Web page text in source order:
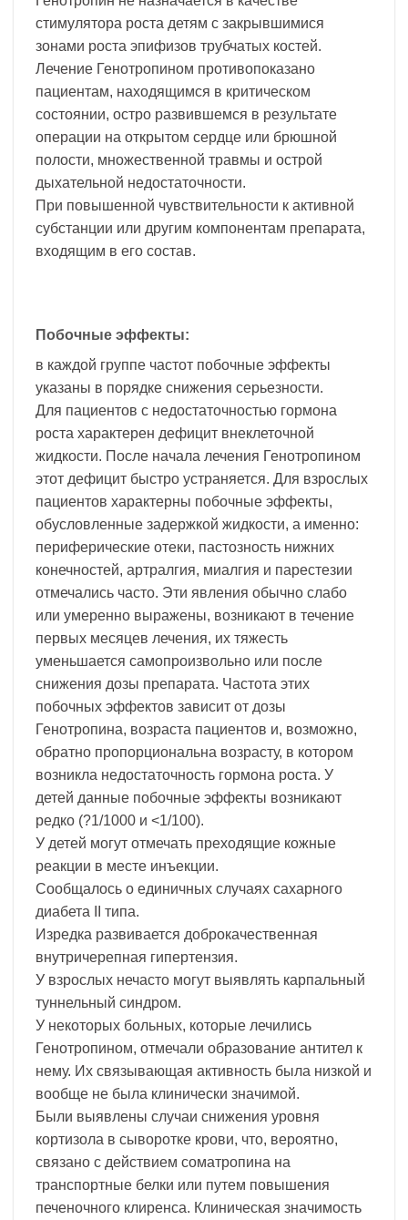
стимулятора роста детям с закрывшимися
зонами роста эпифизов трубчатых костей.
Лечение Генотропином противопоказано
пациентам, находящимся в критическом
состоянии, остро развившемся в результате
операции на открытом сердце или брюшной
полости, множественной травмы и острой
дыхательной недостаточности.
При повышенной чувствительности к активной
субстанции или другим компонентам препарата,
входящим в его состав.
Побочные эффекты:
в каждой группе частот побочные эффекты
указаны в порядке снижения серьезности.
Для пациентов с недостаточностью гормона
роста характерен дефицит внеклеточной
жидкости. После начала лечения Генотропином
этот дефицит быстро устраняется. Для взрослых
пациентов характерны побочные эффекты,
обусловленные задержкой жидкости, а именно:
периферические отеки, пастозность нижних
конечностей, артралгия, миалгия и парестезии
отмечались часто. Эти явления обычно слабо
или умеренно выражены, возникают в течение
первых месяцев лечения, их тяжесть
уменьшается самопроизвольно или после
снижения дозы препарата. Частота этих
побочных эффектов зависит от дозы
Генотропина, возраста пациентов и, возможно,
обратно пропорциональна возрасту, в котором
возникла недостаточность гормона роста. У
детей данные побочные эффекты возникают
редко (?1/1000 и <1/100).
У детей могут отмечать преходящие кожные
реакции в месте инъекции.
Сообщалось о единичных случаях сахарного
диабета II типа.
Изредка развивается доброкачественная
внутричерепная гипертензия.
У взрослых нечасто могут выявлять карпальный
туннельный синдром.
У некоторых больных, которые лечились
Генотропином, отмечали образование антител к
нему. Их связывающая активность была низкой и
вообще не была клинически значимой.
Были выявлены случаи снижения уровня
кортизола в сыворотке крови, что, вероятно,
связано с действием соматропина на
транспортные белки или путем повышения
печеночного клиренса. Клиническая значимость